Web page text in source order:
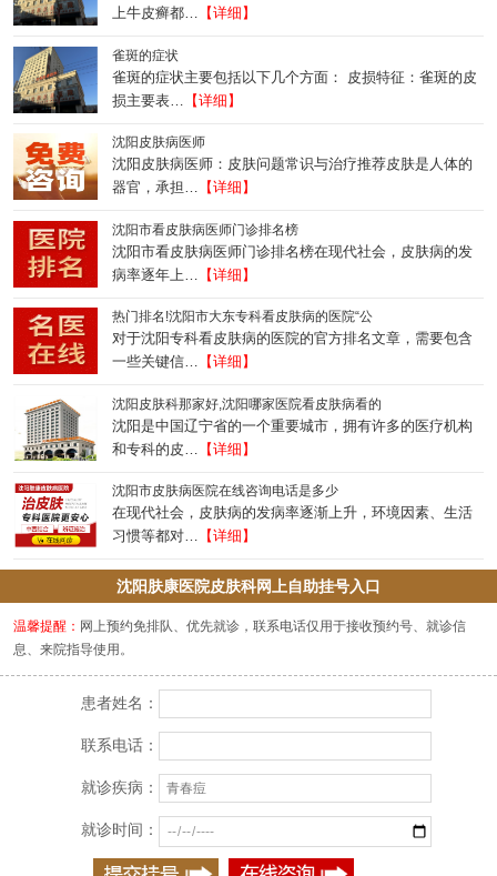
上牛皮癣都… 【详细】
雀斑的症状
雀斑的症状主要包括以下几个方面： 皮损特征：雀斑的皮
损主要表…
【详细】
沈阳皮肤病医师
沈阳皮肤病医师：皮肤问题常识与治疗推荐皮肤是人体的
器官，承担… 【详细】
沈阳市看皮肤病医师门诊排名榜
沈阳市看皮肤病医师门诊排名榜在现代社会，皮肤病的发
病率逐年上…
【详细】
热门排名!沈阳市大东专科看皮肤病的医院“公
对于沈阳专科看皮肤病的医院的官方排名文章，需要包含
一些关键信… 【详细】
沈阳皮肤科那家好,沈阳哪家医院看皮肤病看的
沈阳是中国辽宁省的一个重要城市，拥有许多的医疗机构
和专科的皮…
【详细】
沈阳市皮肤病医院在线咨询电话是多少
在现代社会，皮肤病的发病率逐渐上升，环境因素、生活
习惯等都对… 【详细】
沈阳肤康医院皮肤科网上自助挂号入口
温馨提醒： 网上预约免排队、优先就诊，联系电话仅用于接收预约号、就诊信
息、来院指导使用。
患者姓名：
联系电话：
就诊疾病：
就诊时间：